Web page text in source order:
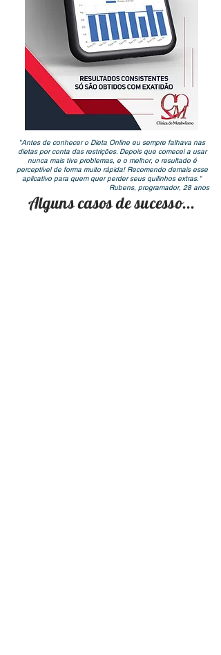
"Antes de conhecer o Dieta Online eu sempre falhava nas
dietas por conta das restrições. Depois que comecei a usar
nunca mais tive problemas, e o melhor, o resultado é
perceptível de forma muito rápida! Recomendo demais esse
aplicativo para quem quer perder seus quilinhos extras."
Rubens, programador, 28 anos
Alguns casos de sucesso...